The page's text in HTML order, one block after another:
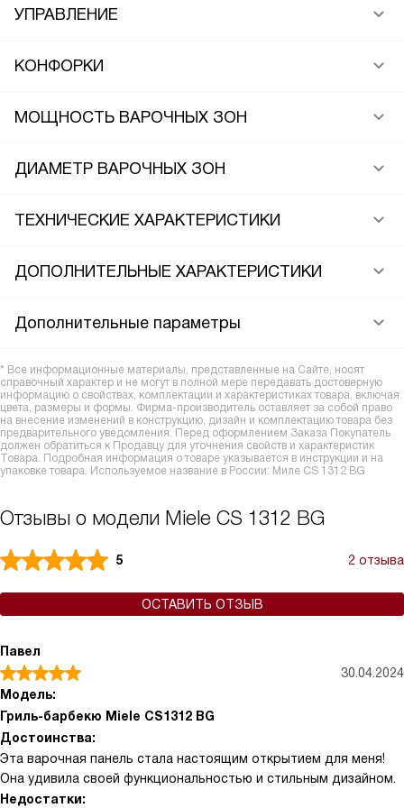
УПРАВЛЕНИЕ
КОНФОРКИ
МОЩНОСТЬ ВАРОЧНЫХ ЗОН
ДИАМЕТР ВАРОЧНЫХ ЗОН
ТЕХНИЧЕСКИЕ ХАРАКТЕРИСТИКИ
ДОПОЛНИТЕЛЬНЫЕ ХАРАКТЕРИСТИКИ
Дополнительные параметры
* Все информационные материалы, представленные на Сайте, носят
справочный характер и не могут в полной мере передавать достоверную
информацию о свойствах, комплектации и характеристиках товара, включая
цвета, размеры и формы. Фирма-производитель оставляет за собой право
на внесение изменений в конструкцию, дизайн и комплектацию товара без
предварительного уведомления. Перед оформлением Заказа Покупатель
должен обратиться к Продавцу для уточнения свойств и характеристик
Товара. Подробная информация о товаре указывается в инструкции и на
упаковке товара. Используемое название в России: Миле CS 1312 BG
Отзывы о модели Miele CS 1312 BG
5 2 отзыва
ОСТАВИТЬ ОТЗЫВ
Павел
30.04.2024
Модель:
Гриль-барбекю Miele CS1312 BG
Достоинства:
Эта варочная панель стала настоящим открытием для меня!
Она удивила своей функциональностью и стильным дизайном.
Недостатки: